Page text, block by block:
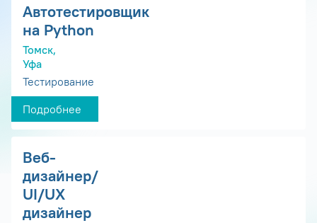
Автотестировщик
на Python
Томск,
Уфа
Тестирование
Подробнее
Веб-
дизайнер/
UI/UX
дизайнер